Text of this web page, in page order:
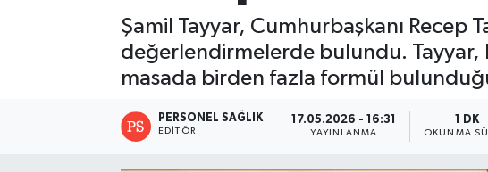
Şamil Tayyar, Cumhurbaşkanı Recep
değerlendirmelerde bulundu. Tayyar,
masada birden fazla formül
PERSONEL SAĞLIK
EDITÖR
17.05.2026 - 16:31
YAYINLANMA
1 DK
OKUNMA